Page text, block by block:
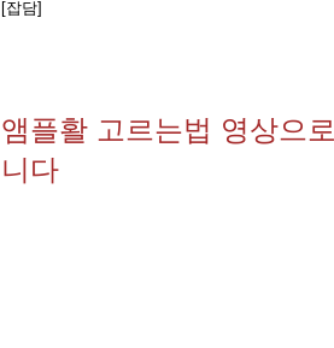
[잡담]
앰플활 고르는법 영상으
니다